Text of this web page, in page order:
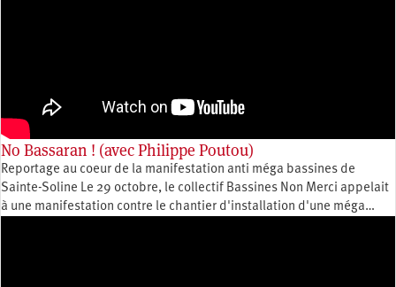
No Bassaran ! (avec Philippe Poutou)
Reportage au coeur de la manifestation anti méga bassines de
Sainte-Soline Le 29 octobre, le collectif Bassines Non Merci appelait
à une manifestation contre le chantier d'installation d'une méga…